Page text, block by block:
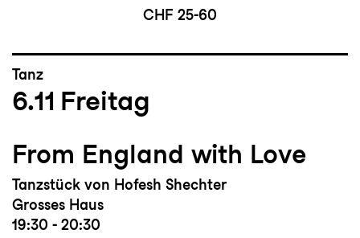
CHF 25-60
Tanz
6.11 Freitag
From England with Love
Tanzstück von Hofesh Shechter
Grosses Haus
19:30 - 20:30